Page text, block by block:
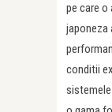
pe care o
japoneza
conditii